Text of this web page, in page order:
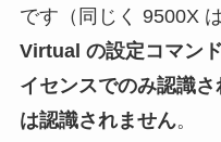
です（同じく 9500X
Virtual の設定コマン
イセンスでのみ認識
は認識されません。